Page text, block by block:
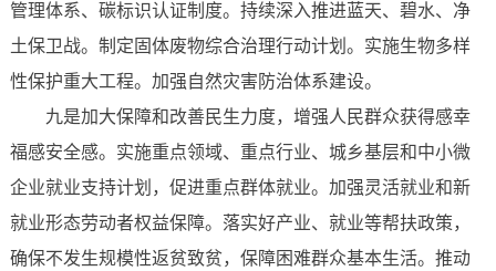
管理体系、碳标识认证制度。持续深入推进蓝天、碧水、净
土保卫战。制定固体废物综合治理行动计划。实施生物多样
性保护重大工程。加强自然灾害防治体系建设。
九是加大保障和改善民生力度，增强人民群众获得感幸
福感安全感。实施重点领域、重点行业、城乡基层和中小微
企业就业支持计划，促进重点群体就业。加强灵活就业和新
就业形态劳动者权益保障。落实好产业、就业等帮扶政策，
确保不发生规模性返贫致贫，保障困难群众基本生活。推动